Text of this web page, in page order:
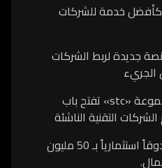
كأفضل خدمة للشركات
جديدة لربط الشركات
الجريء
مسرعة «inspireU» من مجموعة «stc» تفتح باب
“دو” و”شروق” تطلقان صندوقاً استثمارياً بـ 50 مليون